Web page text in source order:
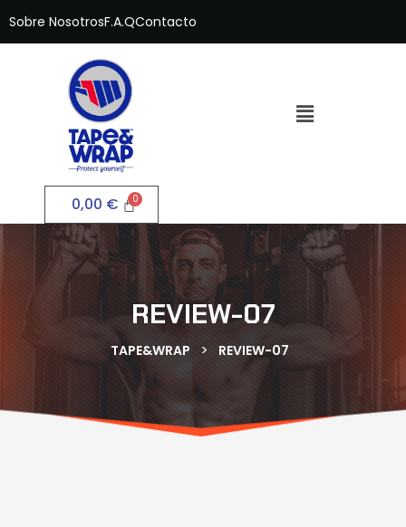
Sobre NosotrosF.A.QContacto
0,00 €
REVIEW-07
TAPE&WRAP > REVIEW-07